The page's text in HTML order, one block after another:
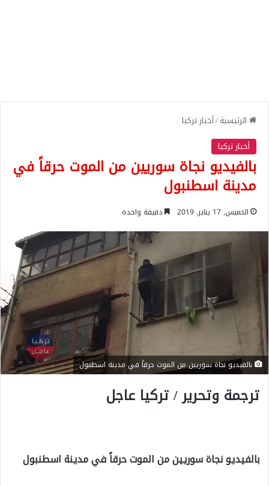
الرئيسية/أخبار تركيا
أخبار تركيا
بالفيديو نجاة سوريين من الموت حرقاً في
مدينة اسطنبول
الخميس, 17 يناير, 2019 دقيقة واحدة
بالفيديو نجاة سوريين من الموت حرقاً في مدينة اسطنبول
ترجمة وتحرير / تركيا عاجل
بالفيديو نجاة سوريين من الموت حرقاً في مدينة اسطنبول